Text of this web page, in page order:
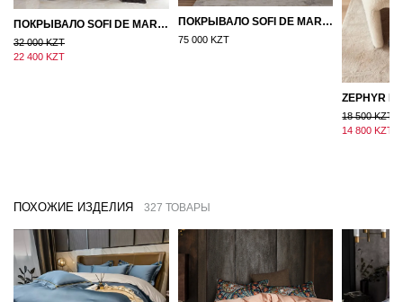
ПОКРЫВАЛО SOFI DE MARKO 160×220 БРОУДИ ЧЕРНО-БЕЖЕВОЕ
32 000 KZT
22 400 KZT
ПОКРЫВАЛО SOFI DE MARKO ВЕЛЮР 240×260 ФЕРДИНАНД (МОККО)
75 000 KZT
18 500 KZT
14 800 KZT
ПОХОЖИЕ ИЗДЕЛИЯ 327 ТОВАРЫ